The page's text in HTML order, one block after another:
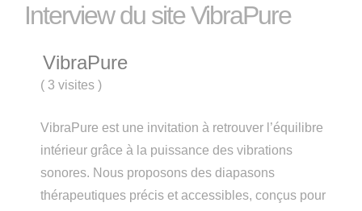
Interview du site VibraPure
VibraPure
( 3 visites)
VibraPure est une invitation à retrouver l’équilibre
intérieur grâce à la puissance des vibrations
sonores. Nous proposons des diapasons
thérapeutiques précis et accessibles, conçus pour